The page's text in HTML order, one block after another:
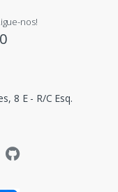
nos!
8 E - R/C Esq.